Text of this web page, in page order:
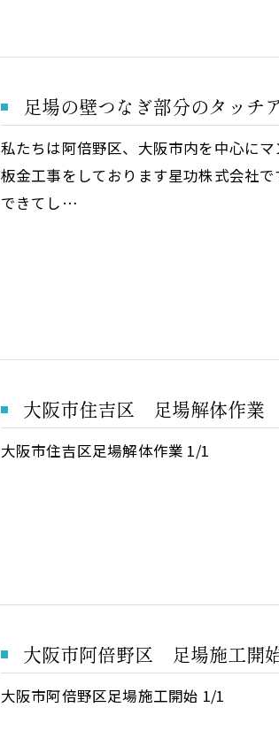
足場の壁つなぎ部分のタッチ
私たちは阿倍野区、大阪市内を中心に
板金工事をしております星功株式会社
できてし…
大阪市住吉区 足場解体作業
大阪市住吉区足場解体作業 1/1
大阪市阿倍野区 足場施工開
大阪市阿倍野区足場施工開始 1/1